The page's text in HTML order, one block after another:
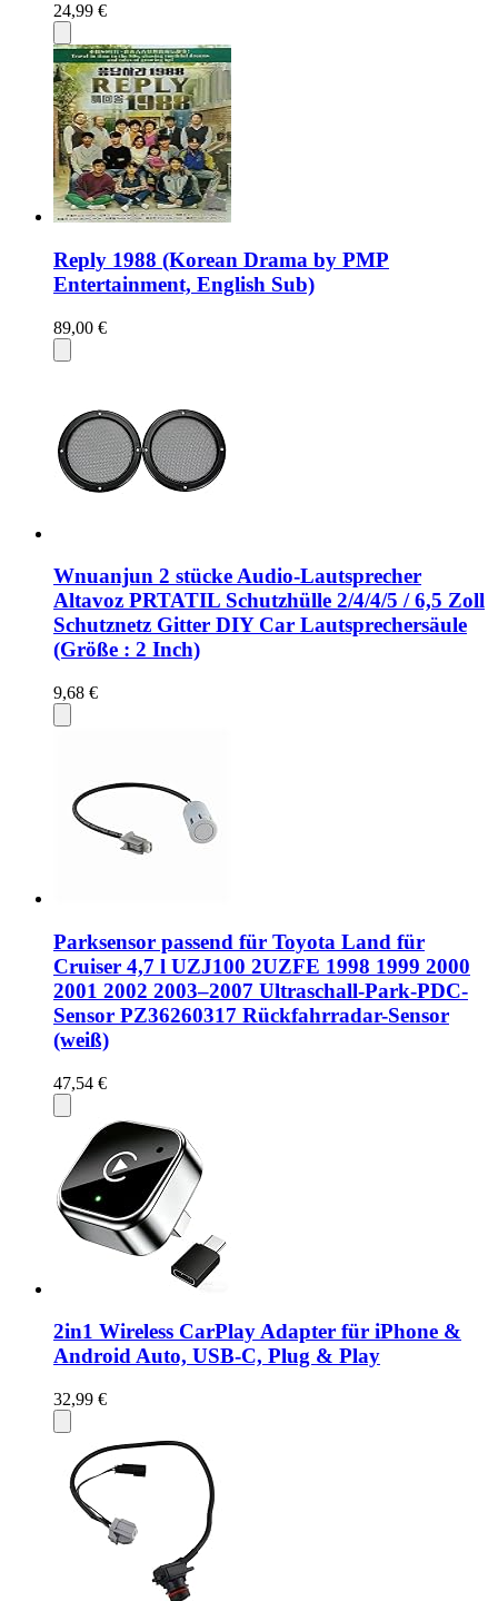
24,99 €
Reply 1988 (Korean Drama by PMP
Entertainment, English Sub)
89,00 €
Wnuanjun 2 stücke Audio-Lautsprecher
Altavoz PRTATIL Schutzhülle 2/4/4/5 / 6,5 Zoll
Schutznetz Gitter DIY Car Lautsprechersäule
(Größe : 2 Inch)
9,68 €
Parksensor passend für Toyota Land für
Cruiser 4,7 l UZJ100 2UZFE 1998 1999 2000
2001 2002 2003–2007 Ultraschall-Park-PDC-
Sensor PZ36260317 Rückfahrradar-Sensor
(weiß)
47,54 €
2in1 Wireless CarPlay Adapter für iPhone &
Android Auto, USB-C, Plug & Play
32,99 €